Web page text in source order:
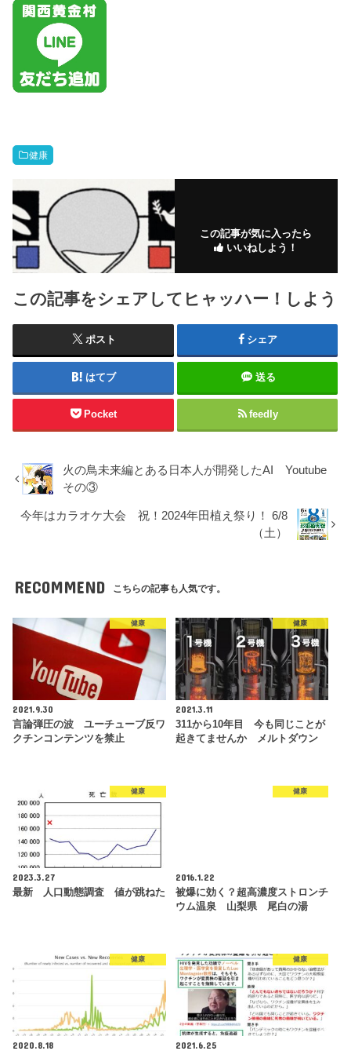
健康
この記事が気に入ったら
いいねしよう！
この記事をシェアしてヒャッハー！しよう
ポスト シェア
はてブ 送る
Pocket feedly
火の鳥未来編とある日本人が開発したAI Youtube
その③
今年はカラオケ大会 祝！2024年田植え祭り！ 6/8
（土）
RECOMMEND こちらの記事も人気です。
健康
2021.9.30
言論弾圧の波 ユーチューブ反ワ
クチンコンテンツを禁止
健康
2021.3.11
311から10年目 今も同じことが
起きてませんか メルトダウン
健康
2023.3.27
最新 人口動態調査 値が跳ねた
健康
2016.1.22
被爆に効く？超高濃度ストロンチ
ウム温泉 山梨県 尾白の湯
健康
2020.8.18
健康
2021.6.25